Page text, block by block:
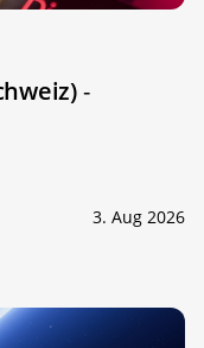
-
3. Aug 2026